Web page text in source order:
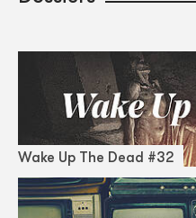
Wake Up The Dead #32